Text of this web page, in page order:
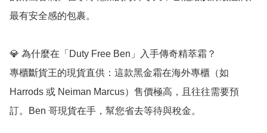
最有安全感的包裹。
💎 為什麼在「Duty Free Ben」入手傳奇精萃霜？
專櫃斷貨王的現貨直供：這款黑金霜在海外專櫃（如
Harrods 或 Neiman Marcus）售價極高，且往往需要預
訂。Ben 哥現貨在手，幫您省去等待與稅金。